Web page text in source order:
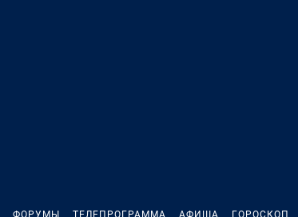
ФОРУМЫ ТЕЛЕПРОГРАММА АФИША ГОРОСКОП